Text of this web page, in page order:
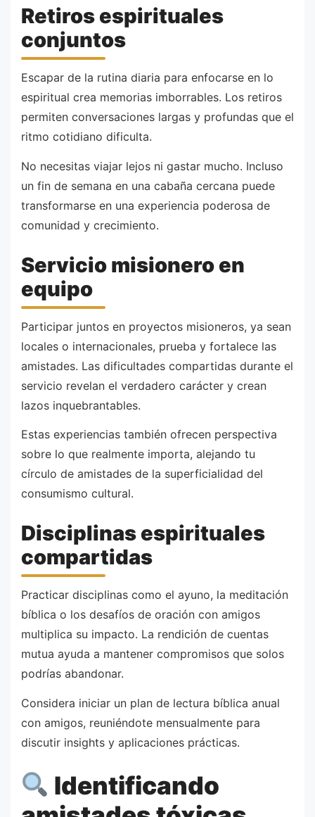
Retiros espirituales
conjuntos
Escapar de la rutina diaria para enfocarse en lo
espiritual crea memorias imborrables. Los retiros
permiten conversaciones largas y profundas que el
ritmo cotidiano dificulta.
No necesitas viajar lejos ni gastar mucho. Incluso
un fin de semana en una cabaña cercana puede
transformarse en una experiencia poderosa de
comunidad y crecimiento.
Servicio misionero en
equipo
Participar juntos en proyectos misioneros, ya sean
locales o internacionales, prueba y fortalece las
amistades. Las dificultades compartidas durante el
servicio revelan el verdadero carácter y crean
lazos inquebrantables.
Estas experiencias también ofrecen perspectiva
sobre lo que realmente importa, alejando tu
círculo de amistades de la superficialidad del
consumismo cultural.
Disciplinas espirituales
compartidas
Practicar disciplinas como el ayuno, la meditación
bíblica o los desafíos de oración con amigos
multiplica su impacto. La rendición de cuentas
mutua ayuda a mantener compromisos que solos
podrías abandonar.
Considera iniciar un plan de lectura bíblica anual
con amigos, reuniéndote mensualmente para
discutir insights y aplicaciones prácticas.
Identificando